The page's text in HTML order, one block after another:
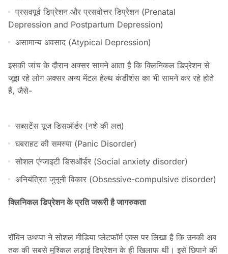
प्रसवपूर्व डिप्रेशन और प्रसवोत्तर डिप्रेशन (Prenatal
Depression and Postpartum Depression)
असामान्य अवसाद (Atypical Depression)
इसकी जांच के दौरान अक्सर सामने आता है कि क्लिनिकल डिप्रेशन से
जूझ रहे लोग अक्सर अन्य मेंटल हेल्थ कंडीशंस का भी सामने कर रहे होते
हैं, जैसे-
सब्सटेंस यूज डिसऑर्डर (नशे की लत)
घबराहट की समस्या (Panic Disorder)
सोशल एंग्जाइटी डिसऑर्डर (Social anxiety disorder)
अनियंत्रित जुनूनी विकार (Obsessive-compulsive disorder)
क्लिनिकल डिप्रेशन के प्रति जरूरी है जागरुकता
रॉबिन उथप्पा ने सोशल मीडिया प्लेटफॉर्म एक्स पर लिखा है कि उनकी अब
तक की सबसे मुश्किल लड़ाई डिप्रेशन के ही खिलाफ थी। इसे छिपाने की